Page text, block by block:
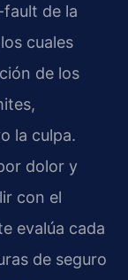
de la
cuales
de los
la culpa.
dolor y
con el
evalúa cada
de seguro